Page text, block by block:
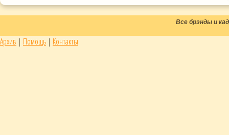
Все брэнды и
Архив | Помощь | Контакты